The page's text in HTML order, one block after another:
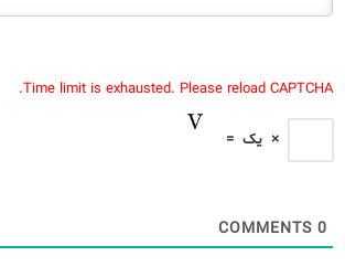
Time limit is exhausted. Please reload CAPTCHA.
× یک =
0